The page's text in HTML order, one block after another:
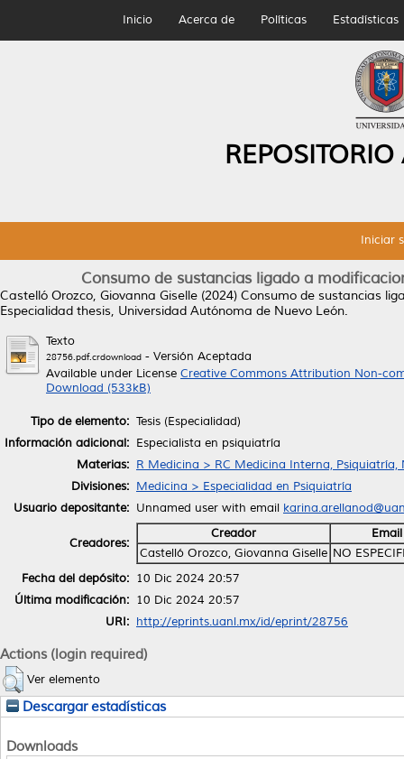
Inicio Acerca de Políticas Estadísticas
Iniciar
Consumo de sustancias ligado a
Castelló Orozco, Giovanna Giselle (2024) Consumo de sustancias
Especialidad thesis, Universidad Autónoma de Nuevo León.
Texto
28756.pdf.crdownload - Versión Aceptada
Available under License Creative Commons Attribution Non-
Download (533kB)
Tipo de elemento: Tesis (Especialidad)
Información adicional: Especialista en psiquiatría
Materias: R Medicina > RC Medicina Interna, Psiquiatría,
Divisiones: Medicina > Especialidad en Psiquiatría
Usuario depositante: Unnamed user with email
Creadores:
Creador
Email
Castelló Orozco, Giovanna Giselle NO
Fecha del depósito: 10 Dic 2024 20:57
Última modificación: 10 Dic 2024 20:57
URI: http://eprints.uanl.mx/id/eprint/28756
Actions (login required)
Ver elemento
Descargar estadísticas
Downloads